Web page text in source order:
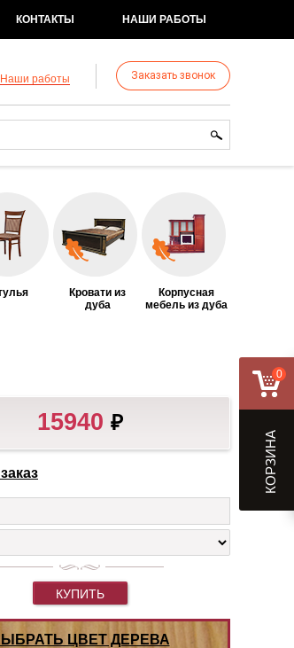
КОНТАКТЫ НАШИ РАБОТЫ
Наши работы Заказать звонок
Кровати из
дуба
Корпусная
мебель из дуба
15940 ₽
КУПИТЬ
ЦВЕТ ДЕРЕВА
0
КОРЗИНА